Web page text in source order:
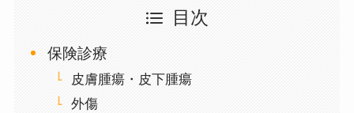
目次
保険診療
皮膚腫瘍・皮下腫瘍
外傷